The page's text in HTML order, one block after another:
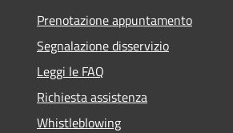
Prenotazione appuntamento
Segnalazione disservizio
Leggi le FAQ
Richiesta assistenza
Whistleblowing